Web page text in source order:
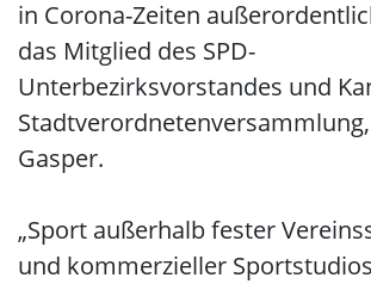
in Corona-Zeiten
das Mitglied des SPD-
Unterbezirksvorstandes und
Stadtverordnetenversammlung,
Gasper.
„Sport außerhalb fester
und kommerzieller